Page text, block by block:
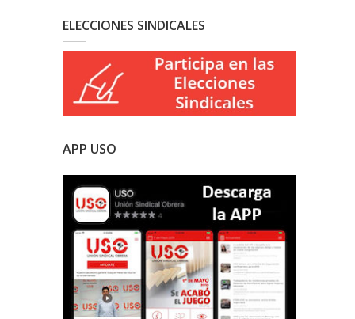
ELECCIONES SINDICALES
APP USO